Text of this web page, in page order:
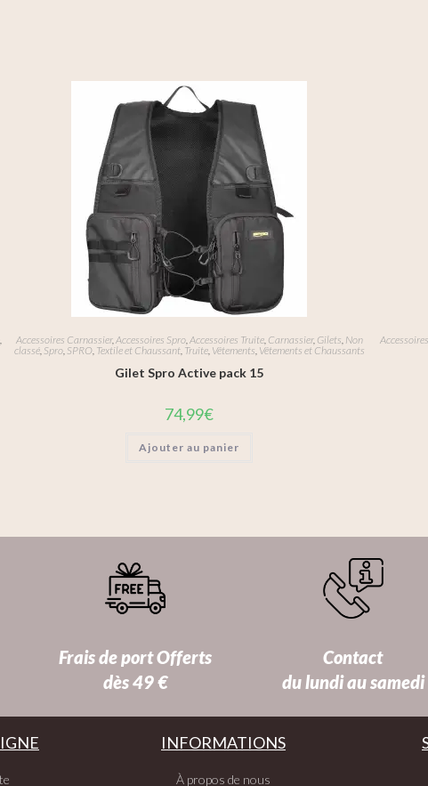
,
Accessoires Carnassier,Accessoires Spro,Accessoires Truite, Carnassier, Gilets, Non
classé, Spro, SPRO, Textile et Chaussant, Truite, Vêtements, Vêtements et Chaussants
Gilet Spro Active pack 15
74,99€
Ajouter au panier
Accessoires
Frais de port Offerts
dès 49 €
Contact
du lundi au samedi
INFORMATIONS
À propos de nous